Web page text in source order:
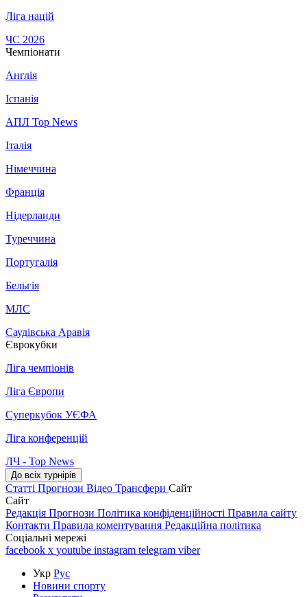
Ліга націй
ЧС 2026
Чемпіонати
Англія
Іспанія
АПЛ Top News
Італія
Німеччина
Франція
Нідерланди
Туреччина
Португалія
Бельгія
МЛС
Саудівська Аравія
Єврокубки
Ліга чемпіонів
Ліга Європи
Суперкубок УЄФА
Ліга конференцій
ЛЧ - Top News
До всіх турнірів
Статті Прогнози Відео Трансфери Сайт
Сайт
Редакція Прогнози Політика конфіденційності Правила сайту
Контакти Правила коментування Редакційна політика
Соціальні мережі
facebook x youtube instagram telegram viber
Укр Рус
Новини спорту